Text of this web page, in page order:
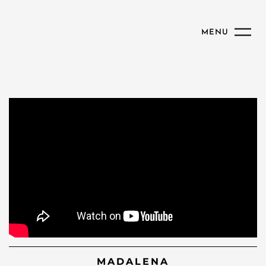
MENU
MADALENA